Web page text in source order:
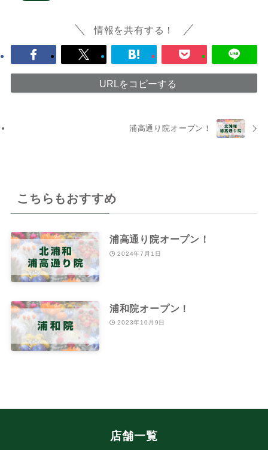
情報を共有する！
URLをコピーする
浦高通り院オープン！
こちらもおすすめ
浦高通り院オープン！
2024年7月1日
浦和院オープン！
2023年10月9日
店舗一覧